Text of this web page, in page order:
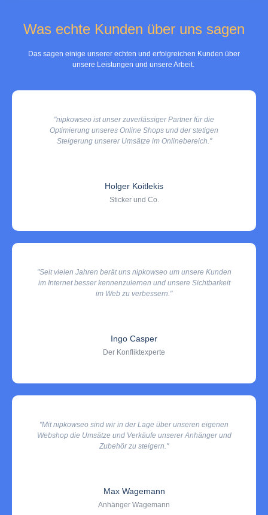
Was echte Kunden über uns sagen
Das sagen einige unserer echten und erfolgreichen Kunden über
unsere Leistungen und unsere Arbeit.
"nipkowseo ist unser zuverlässiger Partner für die
Optimierung unseres Online Shops und der stetigen
Steigerung unserer Umsätze im Onlinebereich."
Holger Koitlekis
Sticker und Co.
"Seit vielen Jahren berät uns nipkowseo um unsere Kunden
im Internet besser kennenzulernen und unsere Sichtbarkeit
im Web zu verbessern."
Ingo Casper
Der Konfliktexperte
"Mit nipkowseo sind wir in der Lage über unseren eigenen
Webshop die Umsätze und Verkäufe unserer Anhänger und
Zubehör zu steigern."
Max Wagemann
Anhänger Wagemann